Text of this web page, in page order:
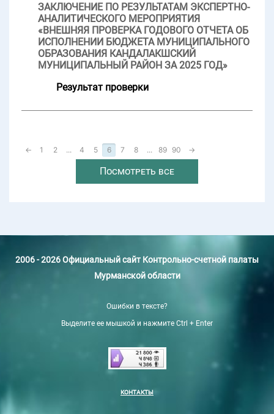
ЗАКЛЮЧЕНИЕ ПО РЕЗУЛЬТАТАМ ЭКСПЕРТНО-
АНАЛИТИЧЕСКОГО МЕРОПРИЯТИЯ
«ВНЕШНЯЯ ПРОВЕРКА ГОДОВОГО ОТЧЕТА ОБ
ИСПОЛНЕНИИ БЮДЖЕТА МУНИЦИПАЛЬНОГО
ОБРАЗОВАНИЯ КАНДАЛАКШСКИЙ
МУНИЦИПАЛЬНЫЙ РАЙОН ЗА 2025 ГОД»
Результат проверки
← 1 2 ... 4 5 6 7 8 ... 89 90 →
Посмотреть все
2006 - 2026 Официальный сайт Контрольно-счетной палаты
Мурманской области
Ошибки в тексте?
Выделите ее мышкой и нажмите Ctrl + Enter
КОНТАКТЫ